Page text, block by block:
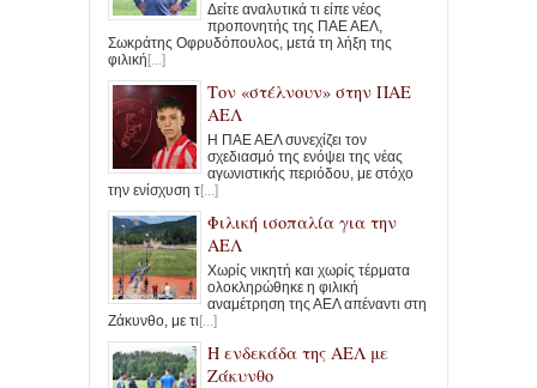
Δείτε αναλυτικά τι είπε νέος
προπονητής της ΠΑΕ ΑΕΛ,
Σωκράτης Οφρυδόπουλος, μετά τη λήξη της
φιλική[...]
Τον «στέλνουν» στην ΠΑΕ
ΑΕΛ
Η ΠΑΕ ΑΕΛ συνεχίζει τον
σχεδιασμό της ενόψει της νέας
αγωνιστικής περιόδου, με στόχο
την ενίσχυση τ[...]
Φιλική ισοπαλία για την
ΑΕΛ
Χωρίς νικητή και χωρίς τέρματα
ολοκληρώθηκε η φιλική
αναμέτρηση της ΑΕΛ απέναντι στη
Ζάκυνθο, με τι[...]
Η ενδεκάδα της ΑΕΛ με
Ζάκυνθο